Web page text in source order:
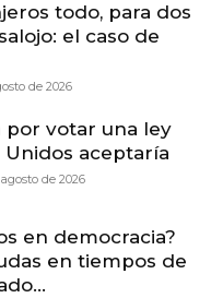
todo, para dos
el caso de
de 2026
por votar una ley
Unidos aceptaría
de 2026
en democracia?
en tiempos de